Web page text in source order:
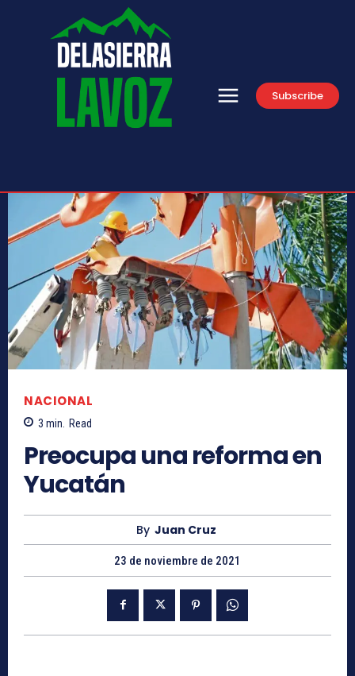
Subscribe
NACIONAL
3 min. Read
Preocupa una reforma en
Yucatán
By Juan Cruz
23 de noviembre de 2021